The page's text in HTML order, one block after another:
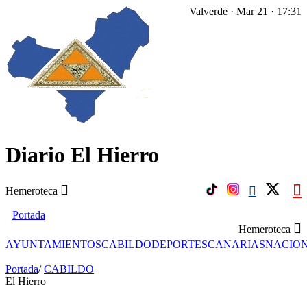
Diario El Hierro
Hemeroteca
Valverde · Mar 21 · 17:31
Portada
Hemeroteca
AYUNTAMIENTOSCABILDODEPORTESCANARIAS
Portada/ CABILDO
El Hierro